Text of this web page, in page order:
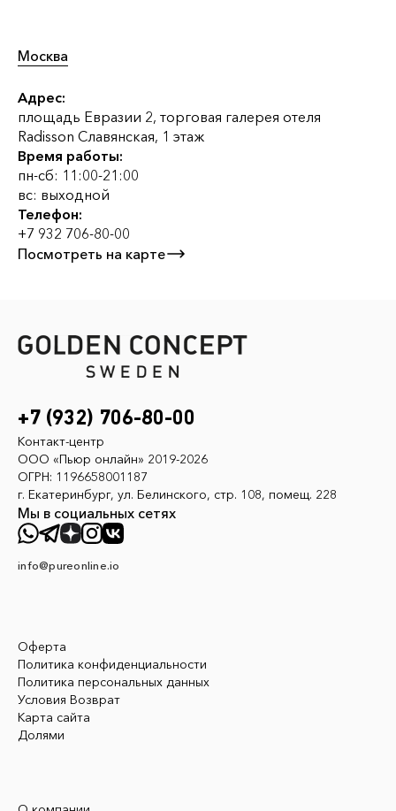
Москва
Адрес:
площадь Евразии 2, торговая галерея отеля
Radisson Славянская, 1 этаж
Время работы:
пн-сб: 11:00-21:00
вс: выходной
Телефон:
+7 932 706-80-00
Посмотреть на карте
Оферта
Политика конфиденциальности
Политика персональных данных
Условия Возврат
Карта сайта
Долями
Мы в социальных сетях
info@pureonline.io
+7 (932) 706-80-00
Контакт-центр
ООО «Пьюр онлайн» 2019-2026
ОГРН: 1196658001187
г. Екатеринбург, ул. Белинского, стр. 108, помещ. 228